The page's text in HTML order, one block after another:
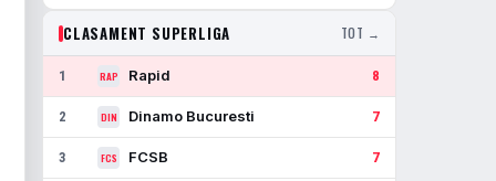
CLASAMENT SUPERLIGA TOT →
1 RAP Rapid 8
2 DIN Dinamo Bucuresti 7
3 FCS FCSB 7